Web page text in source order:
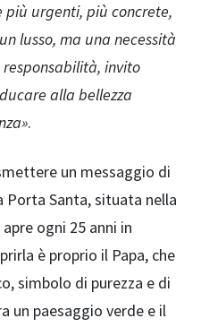
più urgenti, più concrete,
lusso, ma una necessità
invito
alla bellezza
.
un messaggio di
Porta Santa, situata nella
ogni 25 anni in
è proprio il Papa, che
simbolo di purezza e di
un paesaggio verde e il